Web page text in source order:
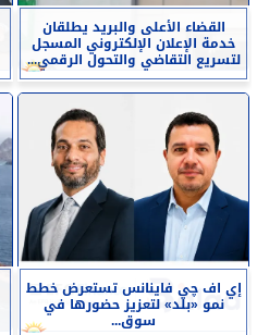
القضاء الأعلى والبريد يطلقان
خدمة الإعلان الإلكتروني المسجل
لتسريع التقاضي والتحول الرقمي...
إي اف چي فاينانس تستعرض خطط
نمو «بلد» لتعزيز حضورها في
سوق...